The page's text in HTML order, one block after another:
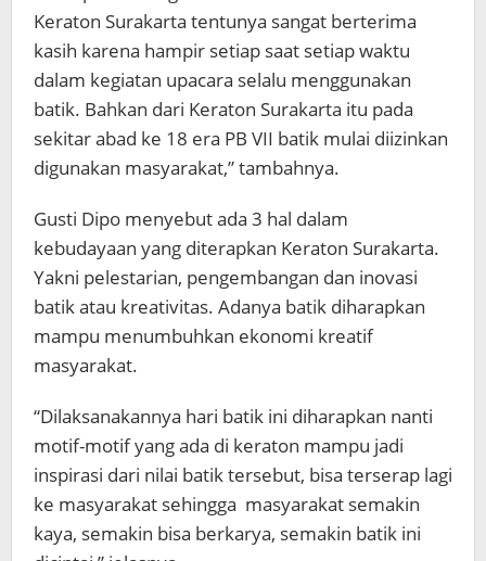
Keraton Surakarta tentunya sangat berterima
kasih karena hampir setiap saat setiap waktu
dalam kegiatan upacara selalu menggunakan
batik. Bahkan dari Keraton Surakarta itu pada
sekitar abad ke 18 era PB VII batik mulai diizinkan
digunakan masyarakat,” tambahnya.
Gusti Dipo menyebut ada 3 hal dalam
kebudayaan yang diterapkan Keraton Surakarta.
Yakni pelestarian, pengembangan dan inovasi
batik atau kreativitas. Adanya batik diharapkan
mampu menumbuhkan ekonomi kreatif
masyarakat.
“Dilaksanakannya hari batik ini diharapkan nanti
motif-motif yang ada di keraton mampu jadi
inspirasi dari nilai batik tersebut, bisa terserap lagi
ke masyarakat sehingga masyarakat semakin
kaya, semakin bisa berkarya, semakin batik ini